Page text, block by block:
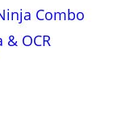
Combo
OCR